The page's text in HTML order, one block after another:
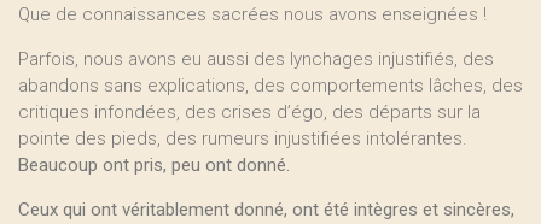
Que de connaissances sacrées nous avons enseignées !
Parfois, nous avons eu aussi des lynchages injustifiés, des
abandons sans explications, des comportements lâches, des
critiques infondées, des crises d’égo, des départs sur la
pointe des pieds, des rumeurs injustifiées intolérantes.
Beaucoup ont pris, peu ont donné.
Ceux qui ont véritablement donné, ont été intègres et sincères,